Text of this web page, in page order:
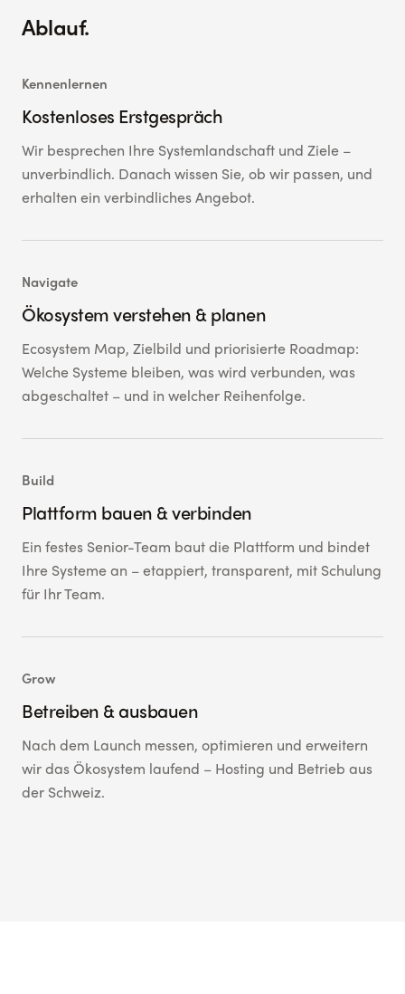
Ablauf.
Kennenlernen
Kostenloses Erstgespräch
Wir besprechen Ihre Systemlandschaft und Ziele –
unverbindlich. Danach wissen Sie, ob wir passen, und
erhalten ein verbindliches Angebot.
Navigate
Ökosystem verstehen & planen
Ecosystem Map, Zielbild und priorisierte Roadmap:
Welche Systeme bleiben, was wird verbunden, was
abgeschaltet – und in welcher Reihenfolge.
Build
Plattform bauen & verbinden
Ein festes Senior-Team baut die Plattform und bindet
Ihre Systeme an – etappiert, transparent, mit Schulung
für Ihr Team.
Grow
Betreiben & ausbauen
Nach dem Launch messen, optimieren und erweitern
wir das Ökosystem laufend – Hosting und Betrieb aus
der Schweiz.